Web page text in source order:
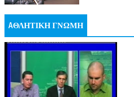
AΘΛΗΤΙΚΗ ΓΝΩΜΗ